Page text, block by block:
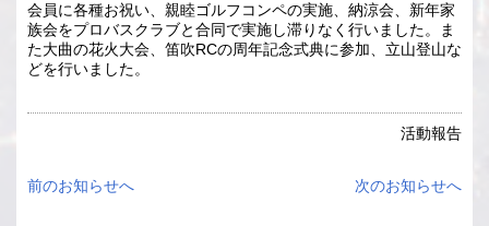
会員に各種お祝い、親睦ゴルフコンペの実施、納涼会、新年家
族会をプロバスクラブと合同で実施し滞りなく行いました。ま
た大曲の花火大会、笛吹RCの周年記念式典に参加、立山登山な
どを行いました。
活動報告
前のお知らせへ 次のお知らせへ